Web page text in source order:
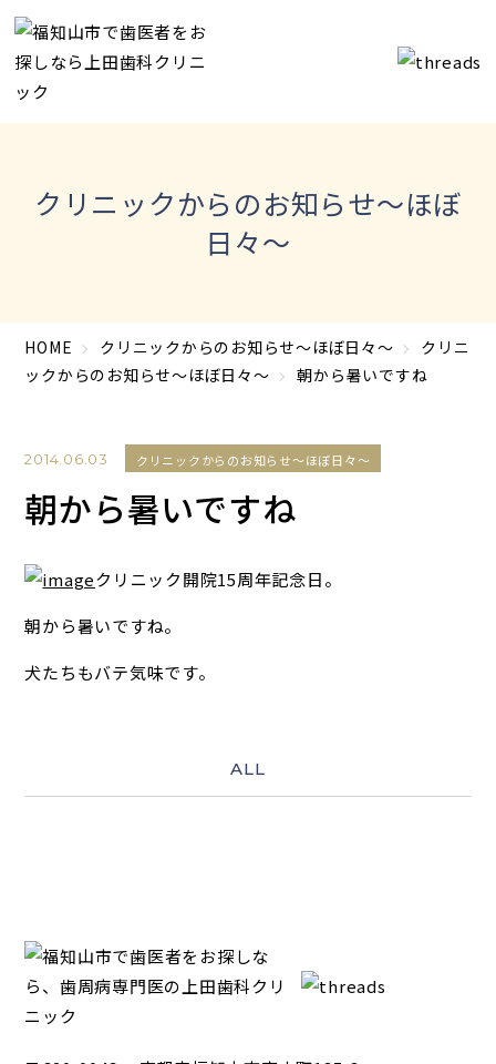
クリニックからのお知らせ～ほぼ
日々～
HOME クリニックからのお知らせ～ほぼ日々～
クリニ
ックからのお知らせ～ほぼ日々～
朝から暑いですね
2014.06.03 クリニックからのお知らせ～ほぼ日々～
朝から暑いですね
クリニック開院15周年記念日。
朝から暑いですね。
犬たちもバテ気味です。
ALL